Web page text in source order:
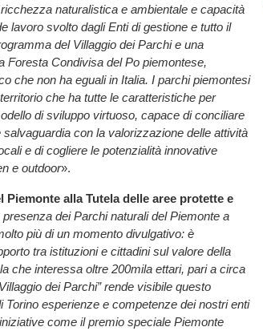
naturalistica e ambientale e capacità
lavoro svolto dagli Enti di gestione e tutto il
del Villaggio dei Parchi e una
Foresta Condivisa del Po piemontese,
che non ha eguali in Italia. I parchi piemontesi
che ha tutte le caratteristiche per
di sviluppo virtuoso, capace di conciliare
con la valorizzazione delle attività
e di cogliere le potenzialità innovative
e outdoor».
Piemonte alla Tutela delle aree protette e
presenza dei Parchi naturali del Piemonte a
più di un momento divulgativo: è
tra istituzioni e cittadini sul valore della
che interessa oltre 200mila ettari, pari a circa
dei Parchi” rende visibile questo
Torino esperienze e competenze dei nostri enti
come il premio speciale Piemonte